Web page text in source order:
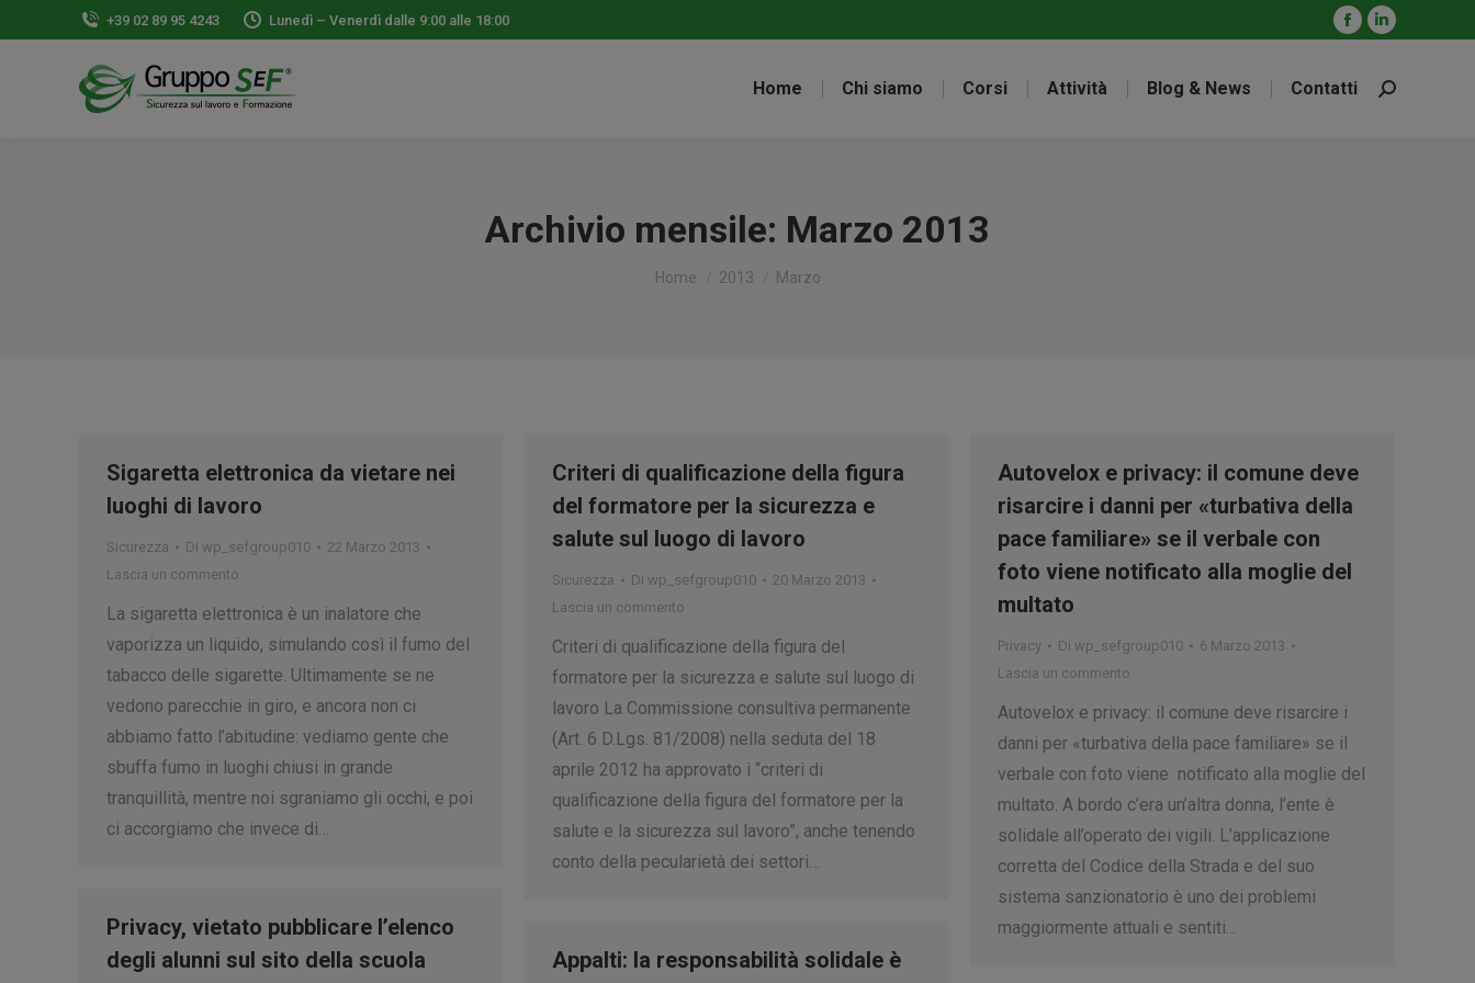
+39 02 89 95 4243 Lunedì – Venerdì dalle 9:00 alle 18:00
Facebook
opens
Linkedin
opens
Home Chi siamo Corsi Attività Blog & News Contatti Cerca:
Archivio mensile: Marzo 2013
Tu sei qui:
Home 2013 Marzo
Sigaretta elettronica da vietare nei
luoghi di lavoro
Sicurezza Di wp_sefgroup010
22 Marzo 2013
Lascia un commento
La sigaretta elettronica è un inalatore che
vaporizza un liquido, simulando così il fumo del
tabacco delle sigarette. Ultimamente se ne
vedono parecchie in giro, e ancora non ci
abbiamo fatto l’abitudine: vediamo gente che
sbuffa fumo in luoghi chiusi in grande
tranquillità, mentre noi sgraniamo gli occhi, e poi
ci accorgiamo che invece di…
Criteri di qualificazione della figura
del formatore per la sicurezza e
salute sul luogo di lavoro
Sicurezza Di wp_sefgroup010
20 Marzo 2013
Lascia un commento
Criteri di qualificazione della figura del
formatore per la sicurezza e salute sul luogo di
lavoro La Commissione consultiva permanente
(Art. 6 D.Lgs. 81/2008) nella seduta del 18
aprile 2012 ha approvato i “criteri di
qualificazione della figura del formatore per la
salute e la sicurezza sul lavoro”, anche tenendo
conto della pecularietà dei settori…
Autovelox e privacy: il comune deve
risarcire i danni per «turbativa della
pace familiare» se il verbale con
foto viene notificato alla moglie del
multato
Privacy Di wp_sefgroup010
6 Marzo 2013
Lascia un commento
Autovelox e privacy: il comune deve risarcire i
danni per «turbativa della pace familiare» se il
verbale con foto viene notificato alla moglie del
multato. A bordo c’era un’altra donna, l’ente è
solidale all’operato dei vigili. L’applicazione
corretta del Codice della Strada e del suo
sistema sanzionatorio è uno dei problemi
maggiormente attuali e sentiti…
Privacy, vietato pubblicare l’elenco
degli alunni sul sito della scuola
Appalti: la responsabilità solidale è